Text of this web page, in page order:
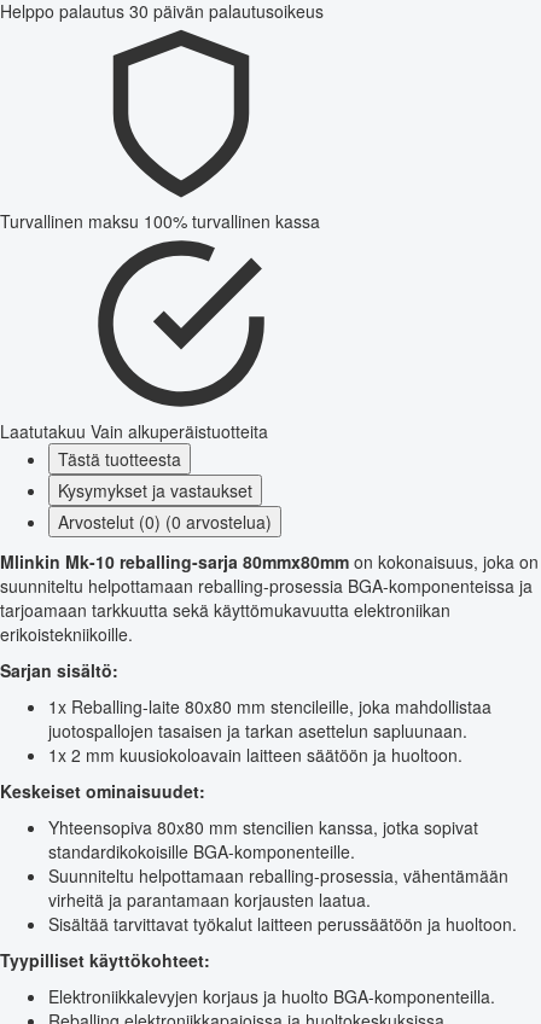
Helppo palautus 30 päivän palautusoikeus
Turvallinen maksu 100% turvallinen kassa
Laatutakuu Vain alkuperäistuotteita
Tästä tuotteesta
Kysymykset ja vastaukset
Arvostelut (0) (0 arvostelua)
Mlinkin Mk-10 reballing-sarja 80mmx80mm on kokonaisuus, joka on
suunniteltu helpottamaan reballing-prosessia BGA-komponenteissa ja
tarjoamaan tarkkuutta sekä käyttömukavuutta elektroniikan
erikoistekniikoille.
Sarjan sisältö:
1x Reballing-laite 80x80 mm stencileille, joka mahdollistaa
juotospallojen tasaisen ja tarkan asettelun sapluunaan.
1x 2 mm kuusiokoloavain laitteen säätöön ja huoltoon.
Keskeiset ominaisuudet:
Yhteensopiva 80x80 mm stencilien kanssa, jotka sopivat
standardikokoisille BGA-komponenteille.
Suunniteltu helpottamaan reballing-prosessia, vähentämään
virheitä ja parantamaan korjausten laatua.
Sisältää tarvittavat työkalut laitteen perussäätöön ja huoltoon.
Tyypilliset käyttökohteet:
Elektroniikkalevyjen korjaus ja huolto BGA-komponenteilla.